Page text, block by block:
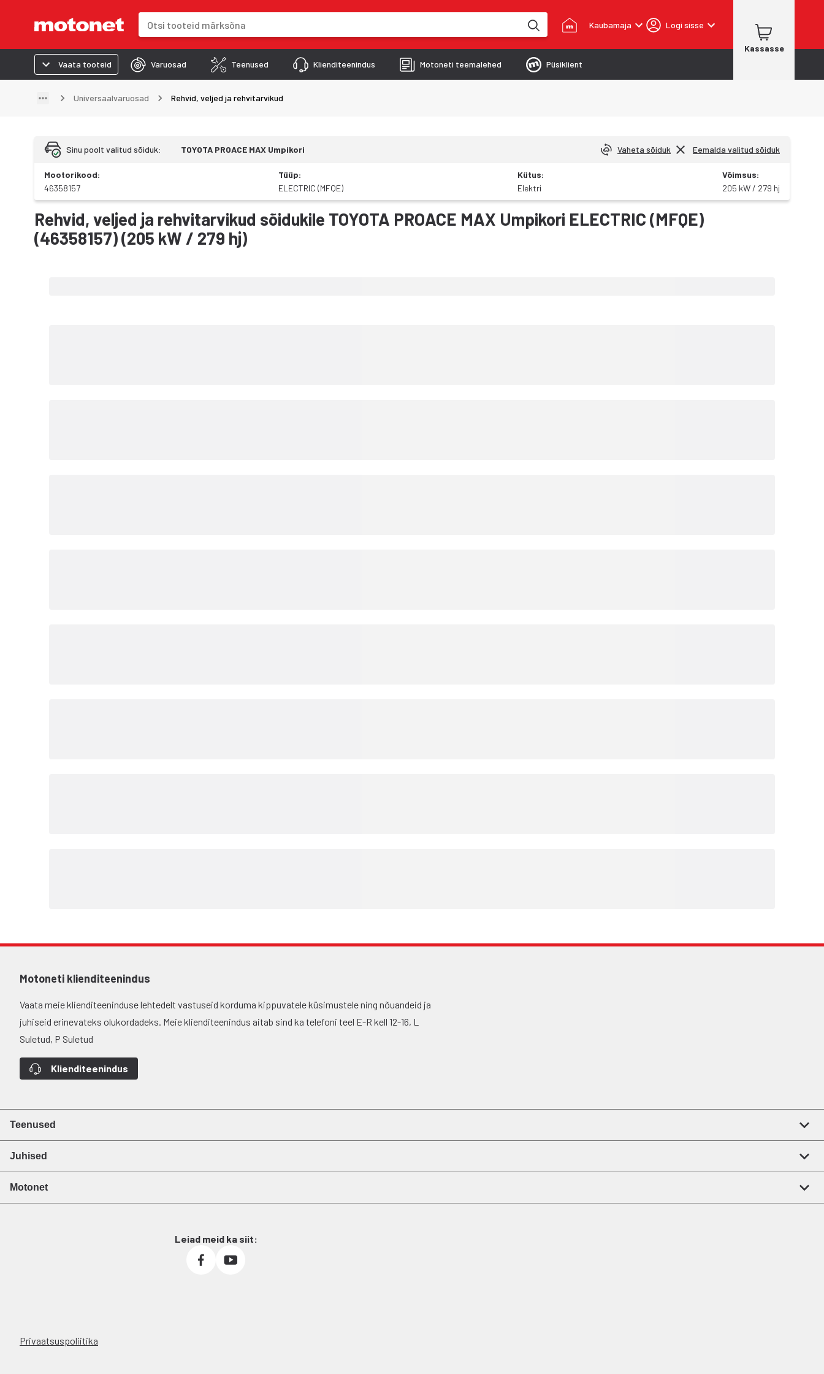
Kaubamaja Logi sisse
Kassasse
Vaata tooteid
Varuosad Teenused Klienditeenindus Motoneti teemalehed Püsiklient
Universaalvaruosad Rehvid, veljed ja rehvitarvikud
Sinu poolt valitud sõiduk: TOYOTA PROACE MAX Umpikori Vaheta sõiduk Eemalda valitud sõiduk
Mootorikood:
46358157
Tüüp:
ELECTRIC (MFQE)
Kütus:
Elektri
Võimsus:
205 kW / 279 hj
Rehvid, veljed ja rehvitarvikud sõidukile TOYOTA PROACE MAX Umpikori ELECTRIC (MFQE)
(46358157) (205 kW / 279 hj)
Motoneti klienditeenindus
Vaata meie klienditeeninduse lehtedelt vastuseid korduma kippuvatele küsimustele ning nõuandeid ja
juhiseid erinevateks olukordadeks. Meie klienditeenindus aitab sind ka telefoni teel E-R kell 12-16, L
Suletud, P Suletud
Klienditeenindus
Teenused
Juhised
Motonet
Leiad meid ka siit:
Privaatsuspoliitika